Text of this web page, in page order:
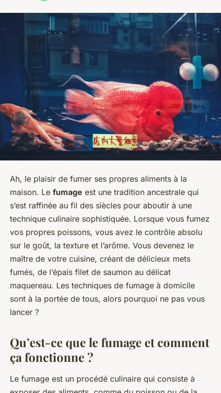
Ah, le plaisir de fumer ses propres aliments à la
maison. Le fumage est une tradition ancestrale qui
s’est raffinée au fil des siècles pour aboutir à une
technique culinaire sophistiquée. Lorsque vous fumez
vos propres poissons, vous avez le contrôle absolu
sur le goût, la texture et l’arôme. Vous devenez le
maître de votre cuisine, créant de délicieux mets
fumés, de l’épais filet de saumon au délicat
maquereau. Les techniques de fumage à domicile
sont à la portée de tous, alors pourquoi ne pas vous
lancer ?
Qu’est-ce que le fumage et comment
ça fonctionne ?
Le fumage est un procédé culinaire qui consiste à